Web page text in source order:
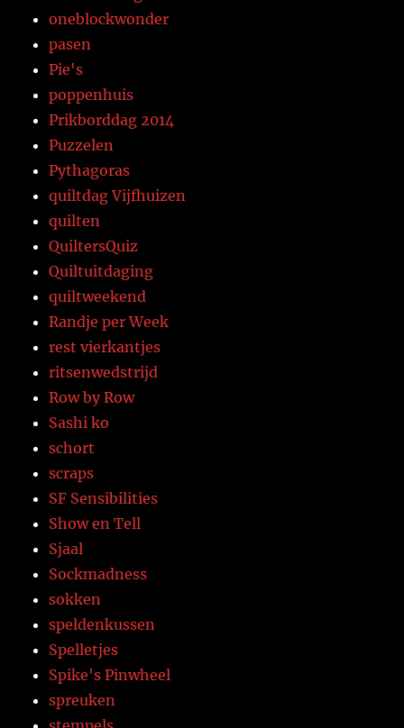
oneblockwonder
pasen
Pie's
poppenhuis
Prikborddag 2014
Puzzelen
Pythagoras
quiltdag Vijfhuizen
quilten
QuiltersQuiz
Quiltuitdaging
quiltweekend
Randje per Week
rest vierkantjes
ritsenwedstrijd
Row by Row
Sashi ko
schort
scraps
SF Sensibilities
Show en Tell
Sjaal
Sockmadness
sokken
speldenkussen
Spelletjes
Spike's Pinwheel
spreuken